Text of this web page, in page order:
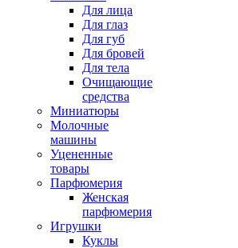
Для лица
Для глаз
Для губ
Для бровей
Для тела
Очищающие
средства
Миниатюры
Молочные
машины
Уцененные
товары
Парфюмерия
Женская
парфюмерия
Игрушки
Куклы